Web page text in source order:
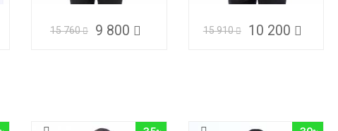
15 760 9 800 15 910 10 200